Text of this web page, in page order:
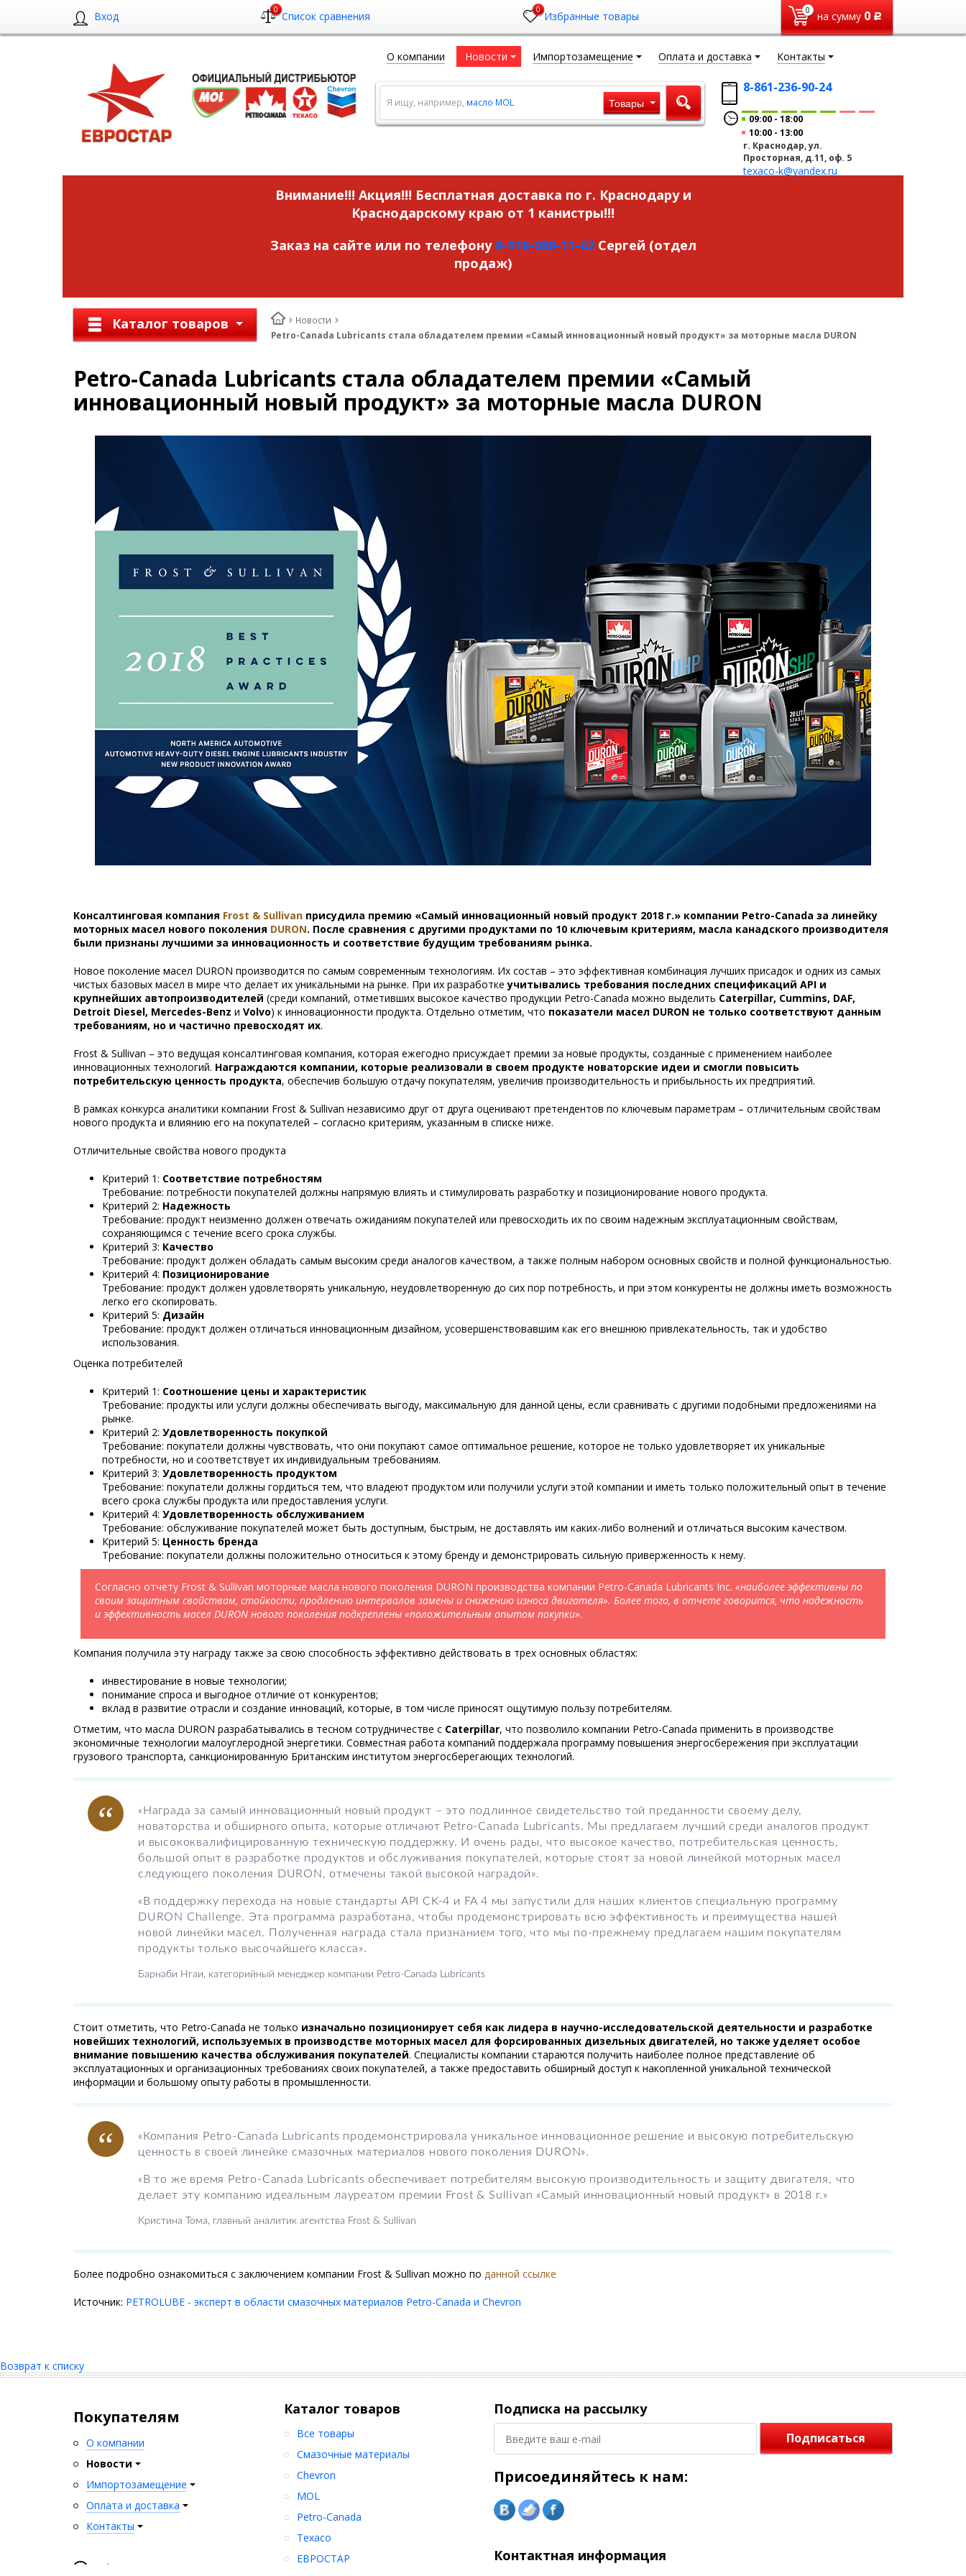
Вход 0 Список сравнения 0 Избранные товары 0 на сумму 0 Р
О компании Новости Импортозамещение Оплата и доставка Контакты
8-861-236-90-24
09:00
18:00
10:00
13:00
г. Краснодар, ул.
Просторная, д.11, оф. 5
texaco-k@yandex.ru
Я ищу, например, масло MOL Товары
Внимание!!! Акция!!! Бесплатная доставка по г. Краснодару и
Краснодарскому краю от 1 канистры!!!
Заказ на сайте или по телефону 8-918-088-11-62Сергей (отдел
продаж)
Каталог товаров
Новости
Petro-Canada Lubricants стала обладателем премии «Самый инновационный новый продукт» за моторные масла DURON
Petro-Canada Lubricants стала обладателем премии «Самый
инновационный новый продукт» за моторные масла DURON
Консалтинговая компания Frost & Sullivan присудила премию «Самый инновационный новый продукт 2018 г.» компании Petro-Canada за линейку
моторных масел нового поколения DURON. После сравнения с другими продуктами по 10 ключевым критериям, масла канадского производителя
были признаны лучшими за инновационность и соответствие будущим требованиям рынка.
Новое поколение масел DURON производится по самым современным технологиям. Их состав – это эффективная комбинация лучших присадок и одних из самых
чистых базовых масел в мире что делает их уникальными на рынке. При их разработкеучитывались требования последних спецификаций API и
крупнейших автопроизводителей (среди компаний, отметивших высокое качество продукции Petro-Canada можно выделить Caterpillar, Cummins, DAF,
Detroit Diesel, Mercedes-Benz и Volvo) к инновационности продукта. Отдельно отметим, что показатели масел DURON не только соответствуют данным
требованиям, но и частично превосходят их.
Frost & Sullivan – это ведущая консалтинговая компания, которая ежегодно присуждает премии за новые продукты, созданные с применением наиболее
инновационных технологий. Награждаются компании, которые реализовали в своем продукте новаторские идеи и смогли повысить
потребительскую ценность продукта, обеспечив большую отдачу покупателям, увеличив производительность и прибыльность их предприятий.
В рамках конкурса аналитики компании Frost & Sullivan независимо друг от друга оценивают претендентов по ключевым параметрам – отличительным свойствам
нового продукта и влиянию его на покупателей – согласно критериям, указанным в списке ниже.
Отличительные свойства нового продукта
Критерий 1: Соответствие потребностям
Требование: потребности покупателей должны напрямую влиять и стимулировать разработку и позиционирование нового продукта.
Критерий 2: Надежность
Требование: продукт неизменно должен отвечать ожиданиям покупателей или превосходить их по своим надежным эксплуатационным свойствам,
сохраняющимся с течение всего срока службы.
Критерий 3: Качество
Требование: продукт должен обладать самым высоким среди аналогов качеством, а также полным набором основных свойств и полной функциональностью.
Критерий 4: Позиционирование
Требование: продукт должен удовлетворять уникальную, неудовлетворенную до сих пор потребность, и при этом конкуренты не должны иметь возможность
легко его скопировать.
Критерий 5: Дизайн
Требование: продукт должен отличаться инновационным дизайном, усовершенствовавшим как его внешнюю привлекательность, так и удобство
использования.
Оценка потребителей
Критерий 1: Соотношение цены и характеристик
Требование: продукты или услуги должны обеспечивать выгоду, максимальную для данной цены, если сравнивать с другими подобными предложениями на
рынке.
Критерий 2: Удовлетворенность покупкой
Требование: покупатели должны чувствовать, что они покупают самое оптимальное решение, которое не только удовлетворяет их уникальные
потребности, но и соответствует их индивидуальным требованиям.
Критерий 3: Удовлетворенность продуктом
Требование: покупатели должны гордиться тем, что владеют продуктом или получили услуги этой компании и иметь только положительный опыт в течение
всего срока службы продукта или предоставления услуги.
Критерий 4: Удовлетворенность обслуживанием
Требование: обслуживание покупателей может быть доступным, быстрым, не доставлять им каких-либо волнений и отличаться высоким качеством.
Критерий 5: Ценность бренда
Требование: покупатели должны положительно относиться к этому бренду и демонстрировать сильную приверженность к нему.
Согласно отчету Frost & Sullivan моторные масла нового поколения DURON производства компании Petro-Canada Lubricants Inc. «наиболее эффективны по
своим защитным свойствам, стойкости, продлению интервалов замены и снижению износа двигателя». Более того, в отчете говорится, что надежность
и эффективность масел DURON нового поколения подкреплены «положительным опытом покупки».
Компания получила эту награду также за свою способность эффективно действовать в трех основных областях:
инвестирование в новые технологии;
понимание спроса и выгодное отличие от конкурентов;
вклад в развитие отрасли и создание инноваций, которые, в том числе приносят ощутимую пользу потребителям.
Отметим, что масла DURON разрабатывались в тесном сотрудничестве с Caterpillar, что позволило компании Petro-Canada применить в производстве
экономичные технологии малоуглеродной энергетики. Совместная работа компаний поддержала программу повышения энергосбережения при эксплуатации
грузового транспорта, санкционированную Британским институтом энергосберегающих технологий.
«Награда за самый инновационный новый продукт – это подлинное свидетельство той преданности своему делу,
новаторства и обширного опыта, которые отличают Petro-Canada Lubricants. Мы предлагаем лучший среди аналогов продукт
и высококвалифицированную техническую поддержку. И очень рады, что высокое качество, потребительская ценность,
большой опыт в разработке продуктов и обслуживания покупателей, которые стоят за новой линейкой моторных масел
следующего поколения DURON, отмечены такой высокой наградой».
«В поддержку перехода на новые стандарты API CK-4 и FA 4 мы запустили для наших клиентов специальную программу
DURON Challenge. Эта программа разработана, чтобы продемонстрировать всю эффективность и преимущества нашей
новой линейки масел. Полученная награда стала признанием того, что мы по-прежнему предлагаем нашим покупателям
продукты только высочайшего класса».
Барнаби Нгаи, категорийный менеджер компании Petro-Canada Lubricants
Стоит отметить, что Petro-Canada не только изначально позиционирует себя как лидера в научно-исследовательской деятельности и разработке
новейших технологий, используемых в производстве моторных масел для форсированных дизельных двигателей, но также уделяет особое
внимание повышению качества обслуживания покупателей. Специалисты компании стараются получить наиболее полное представление об
эксплуатационных и организационных требованиях своих покупателей, а также предоставить обширный доступ к накопленной уникальной технической
информации и большому опыту работы в промышленности.
«Компания Petro-Canada Lubricants продемонстрировала уникальное инновационное решение и высокую потребительскую
ценность в своей линейке смазочных материалов нового поколения DURON».
«В то же время Petro-Canada Lubricants обеспечивает потребителям высокую производительность и защиту двигателя, что
делает эту компанию идеальным лауреатом премии Frost & Sullivan «Самый инновационный новый продукт» в 2018 г.»
Кристина Тома, главный аналитик агентства Frost & Sullivan
Более подробно ознакомиться с заключением компании Frost & Sullivan можно по данной ссылке
Источник: PETROLUBE - эксперт в области смазочных материалов Petro-Canada и Chevron
Возврат к списку
Покупателям
О компании
Новости
Импортозамещение
Оплата и доставка
Контакты
Обратная связь
Каталог товаров
Все товары
Смазочные материалы
Chevron
MOL
Petro-Canada
Texaco
ЕВРОСТАР
Подписка на рассылку
Подписаться
Присоединяйтесь к нам:
Контактная информация